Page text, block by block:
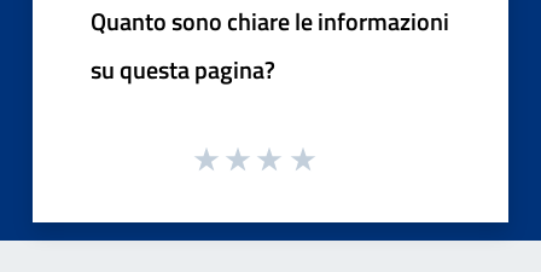
Quanto sono chiare le informazioni
su questa pagina?